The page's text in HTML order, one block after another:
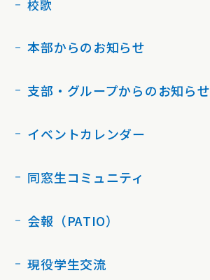
校歌
本部からのお知らせ
支部・グループからのお知らせ
イベントカレンダー
同窓生コミュニティ
会報（PATIO）
現役学生交流